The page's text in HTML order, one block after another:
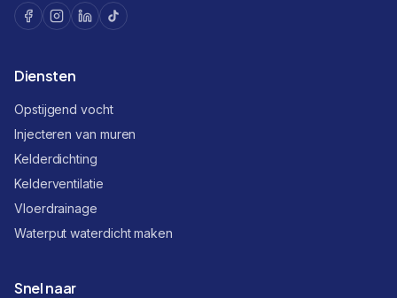
Diensten
Opstijgend vocht
Injecteren van muren
Kelderdichting
Kelderventilatie
Vloerdrainage
Waterput waterdicht maken
Snel naar